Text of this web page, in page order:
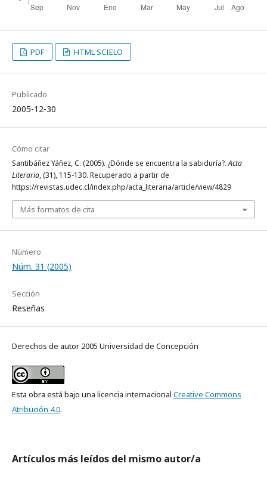
PDF HTML SCIELO
Publicado
2005-12-30
Cómo citar
Santibáñez Yáñez, C. (2005). ¿Dónde se encuentra la sabiduría?.Acta
Literaria, (31), 115-130. Recuperado a partir de
https://revistas.udec.cl/index.php/acta_literaria/article/view/4829
Más formatos de cita
Número
Núm. 31 (2005)
Sección
Reseñas
Derechos de autor 2005 Universidad de Concepción
Esta obra está bajo una licencia internacional Creative Commons
Atribución 4.0.
Artículos más leídos del mismo autor/a